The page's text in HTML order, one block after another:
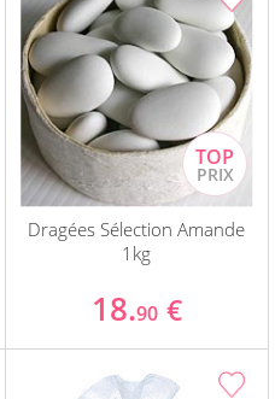
Dragées Sélection Amande
1kg
18.90 €